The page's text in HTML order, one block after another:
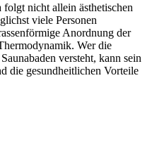
folgt nicht allein ästhetischen
viele Personen
Anordnung der
Wer die
versteht, kann sein
die gesundheitlichen Vorteile